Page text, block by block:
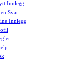
Innlegg
Svar
Innlegg